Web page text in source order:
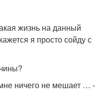
жизнь на данный
я просто сойду с
ничего не мешает … -